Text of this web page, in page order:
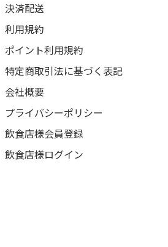
決済配送
利用規約
ポイント利用規約
特定商取引法に基づく表記
会社概要
プライバシーポリシー
飲食店様会員登録
飲食店様ログイン